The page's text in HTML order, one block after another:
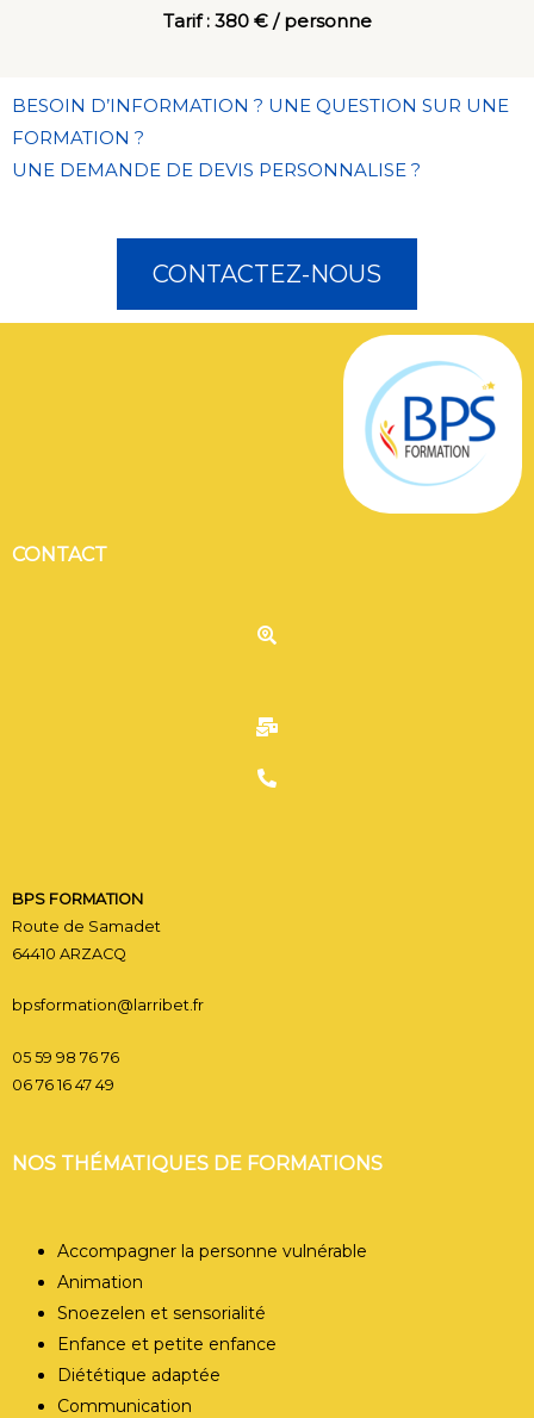
Tarif : 380 € / personne
BESOIN D’INFORMATION ? UNE QUESTION SUR UNE
FORMATION ?
UNE DEMANDE DE DEVIS PERSONNALISE ?
CONTACTEZ-NOUS
CONTACT
BPS FORMATION
Route de Samadet
64410 ARZACQ
bpsformation@larribet.fr
05 59 98 76 76
06 76 16 47 49
NOS THÉMATIQUES DE FORMATIONS
Accompagner la personne vulnérable
Animation
Snoezelen et sensorialité
Enfance et petite enfance
Diététique adaptée
Communication